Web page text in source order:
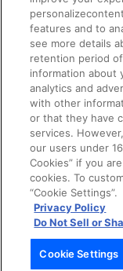
利用規約 特定商取引法に
プライバシーオプション 会
ご利用情報
ご利用ガイド サイトマップ
Do Not Sell or Share My
会員メニュー
ログイン 会員規約 新規
その他のご案
公式X バンダイナムコフ
© Bandai
features and to
see more details
retention period
information about
analytics and
with other
or that they have
services.
our users under
Cookies” if you
cookies. To
“Cookie Settings”.
Privacy Policy
Do Not Sell or
Cookie Settings